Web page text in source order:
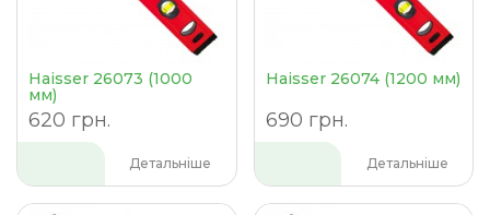
Haisser 26073 (1000
мм)
620 грн.
Детальніше
Haisser 26074 (1200 мм)
690 грн.
Детальніше